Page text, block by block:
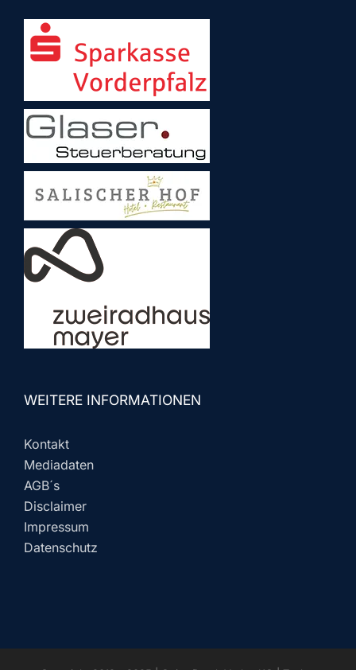
WEITERE INFORMATIONEN
Kontakt
Mediadaten
AGB´s
Disclaimer
Impressum
Datenschutz